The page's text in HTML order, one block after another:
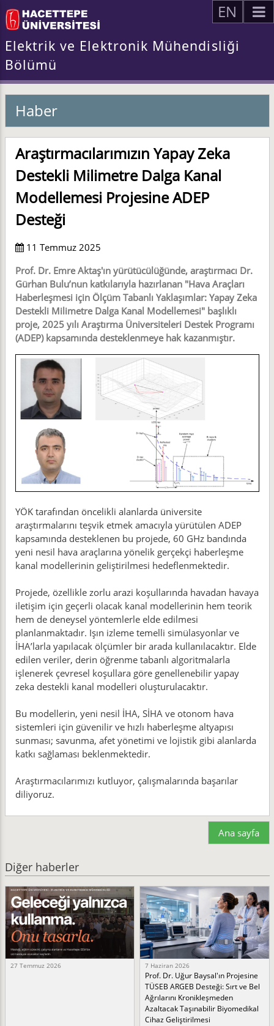
EN
Elektrik ve Elektronik Mühendisliği
Bölümü
Haber
Araştırmacılarımızın Yapay Zeka
Destekli Milimetre Dalga Kanal
Modellemesi Projesine ADEP
Desteği
11 Temmuz 2025
Prof. Dr. Emre Aktaş'ın yürütücülüğünde, araştırmacı Dr.
Gürhan Bulu’nun katkılarıyla hazırlanan "Hava Araçları
Haberleşmesi için Ölçüm Tabanlı Yaklaşımlar: Yapay Zeka
Destekli Milimetre Dalga Kanal Modellemesi" başlıklı
proje, 2025 yılı Araştırma Üniversiteleri Destek Programı
(ADEP) kapsamında desteklenmeye hak kazanmıştır.
YÖK tarafından öncelikli alanlarda üniversite
araştırmalarını teşvik etmek amacıyla yürütülen ADEP
kapsamında desteklenen bu projede, 60 GHz bandında
yeni nesil hava araçlarına yönelik gerçekçi haberleşme
kanal modellerinin geliştirilmesi hedeflenmektedir.
Projede, özellikle zorlu arazi koşullarında havadan havaya
iletişim için geçerli olacak kanal modellerinin hem teorik
hem de deneysel yöntemlerle elde edilmesi
planlanmaktadır. Işın izleme temelli simülasyonlar ve
İHA’larla yapılacak ölçümler bir arada kullanılacaktır. Elde
edilen veriler, derin öğrenme tabanlı algoritmalarla
işlenerek çevresel koşullara göre genellenebilir yapay
zeka destekli kanal modelleri oluşturulacaktır.
Bu modellerin, yeni nesil İHA, SİHA ve otonom hava
sistemleri için güvenilir ve hızlı haberleşme altyapısı
sunması; savunma, afet yönetimi ve lojistik gibi alanlarda
katkı sağlaması beklenmektedir.
Araştırmacılarımızı kutluyor, çalışmalarında başarılar
diliyoruz.
Ana sayfa
Diğer haberler
27 Temmuz 2026 7 Haziran 2026
Prof. Dr. Uğur Baysal'ın Projesine
TÜSEB ARGEB Desteği: Sırt ve Bel
Ağrılarını Kronikleşmeden
Azaltacak Taşınabilir Biyomedikal
Cihaz Geliştirilmesi